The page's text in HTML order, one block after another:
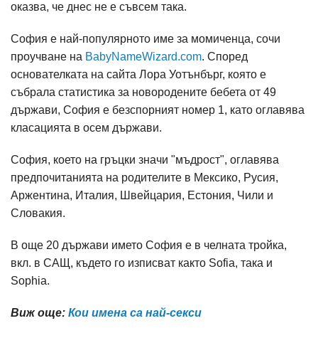
оказва, че днес не е съвсем така.
София е най-популярното име за момиченца, сочи
проучване на BabyNameWizard.com. Според
основателката на сайта Лора Уотънбърг, която е
събрала статистика за новородените бебета от 49
държави, София е безспорният номер 1, като оглавява
класацията в осем държави.
София, което на гръцки значи "мъдрост", оглавява
предпочитанията на родителите в Мексико, Русия,
Аржентина, Италия, Швейцария, Естония, Чили и
Словакия.
В още 20 държави името София е в челната тройка,
вкл. в САЩ, където го изписват както Sofia, така и
Sophia.
Виж още: Кои имена са най-секси